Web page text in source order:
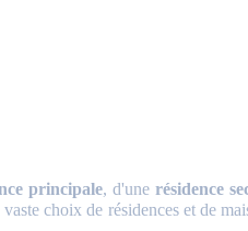
principale, d'une résidence
choix de résidences et de